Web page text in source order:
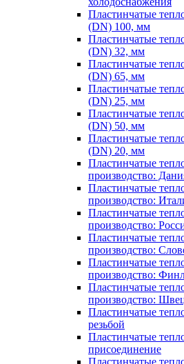
Пластинчатые
(DN) 100, мм
Пластинчатые
(DN) 32, мм
Пластинчатые
(DN) 65, мм
Пластинчатые
(DN) 25, мм
Пластинчатые
(DN) 50, мм
Пластинчатые
(DN) 20, мм
Пластинчатые
производство:
Пластинчатые
производство:
Пластинчатые
производство:
Пластинчатые
производство:
Пластинчатые
производство:
Пластинчатые
производство:
Пластинчатые
резьбой
Пластинчатые
присоединение
Пластинчатые